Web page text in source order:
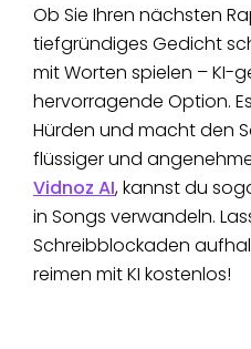
Ob Sie Ihren nächsten
tiefgründiges Gedicht
mit Worten spielen – KI-
hervorragende Option.
Hürden und macht den
flüssiger und
Vidnoz AI, kannst du
in Songs verwandeln.
Schreibblockaden
reimen mit KI kostenlos!